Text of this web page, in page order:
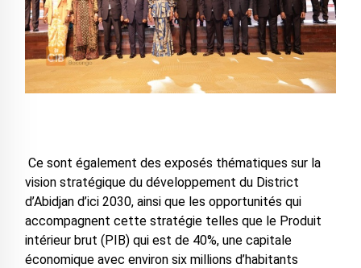
Ce sont également des exposés thématiques sur la
vision stratégique du développement du District
d’Abidjan d’ici 2030, ainsi que les opportunités qui
accompagnent cette stratégie telles que le Produit
intérieur brut (PIB) qui est de 40%, une capitale
économique avec environ six millions d’habitants